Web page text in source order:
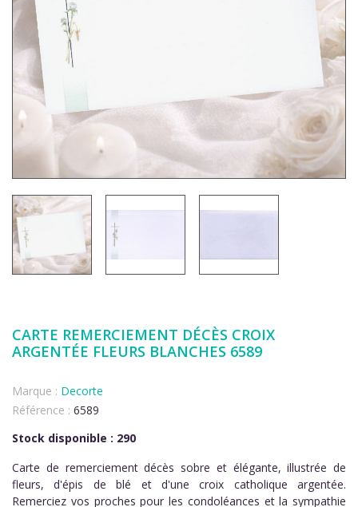
CARTE REMERCIEMENT DÉCÈS CROIX
ARGENTÉE FLEURS BLANCHES 6589
Marque : Decorte
Référence : 6589
Stock disponible : 290
Carte de remerciement décès sobre et élégante, illustrée de
fleurs, d'épis de blé et d'une croix catholique argentée.
Remerciez vos proches pour les condoléances et la sympathie